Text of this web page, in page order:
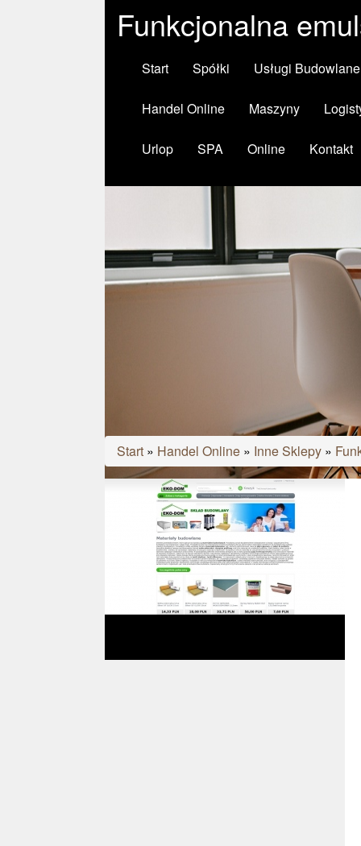
Funkcjonalna
Start Spółki Usługi Budowlane
Handel Online Maszyny
Urlop SPA Online Kontakt
Start » Handel Online » Inne Sklepy »